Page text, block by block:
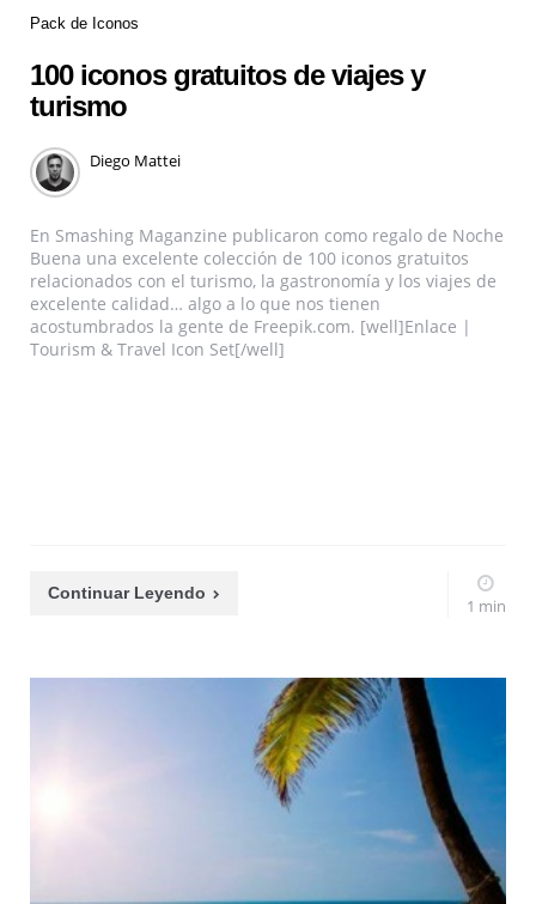
Pack de Iconos
100 iconos gratuitos de viajes y
turismo
Diego Mattei
En Smashing Maganzine publicaron como regalo de Noche
Buena una excelente colección de 100 iconos gratuitos
relacionados con el turismo, la gastronomía y los viajes de
excelente calidad… algo a lo que nos tienen
acostumbrados la gente de Freepik.com. [well]Enlace |
Tourism & Travel Icon Set[/well]
Continuar Leyendo
1 min